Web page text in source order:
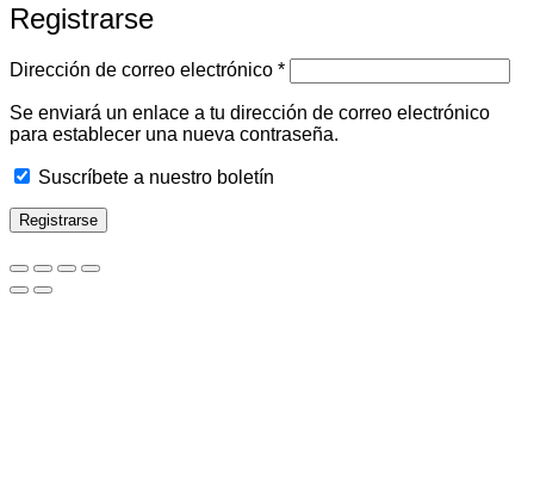
Registrarse
Dirección de correo electrónico *Obligatorio
Se enviará un enlace a tu dirección de correo electrónico
para establecer una nueva contraseña.
Suscríbete a nuestro boletín
Registrarse